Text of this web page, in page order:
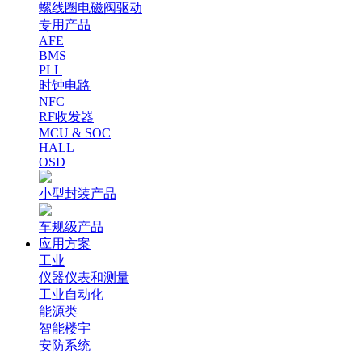
螺线圈电磁阀驱动
专用产品
AFE
BMS
PLL
时钟电路
NFC
RF收发器
MCU & SOC
HALL
OSD
小型封装产品
车规级产品
应用方案
工业
仪器仪表和测量
工业自动化
能源类
智能楼宇
安防系统